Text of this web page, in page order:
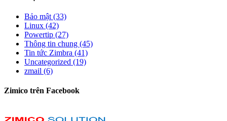
Bảo mật (33)
Linux (42)
Powertip (27)
Thông tin chung (45)
Tin tức Zimbra (41)
Uncategorized (19)
zmail (6)
Zimico trên Facebook